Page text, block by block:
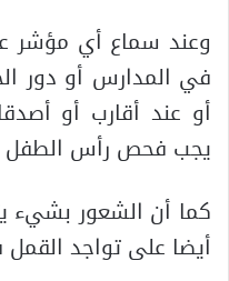
وعند سماع أي
في المدارس أو دور
أو عند أقارب أو
يجب فحص رأس الطفل
كما أن الشعور بشيء
أيضا على تواجد